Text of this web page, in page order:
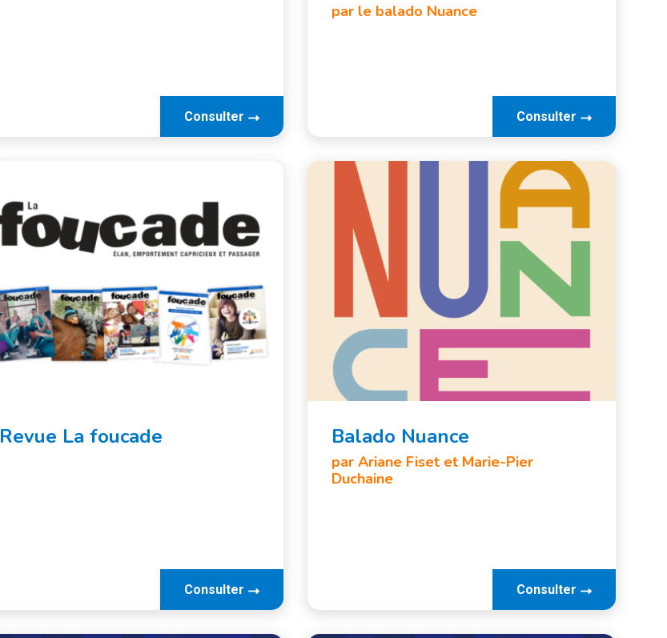
Consulter
par le balado Nuance
Consulter
Revue La foucade
Consulter
Balado Nuance
par Ariane Fiset et Marie-Pier
Duchaine
Consulter